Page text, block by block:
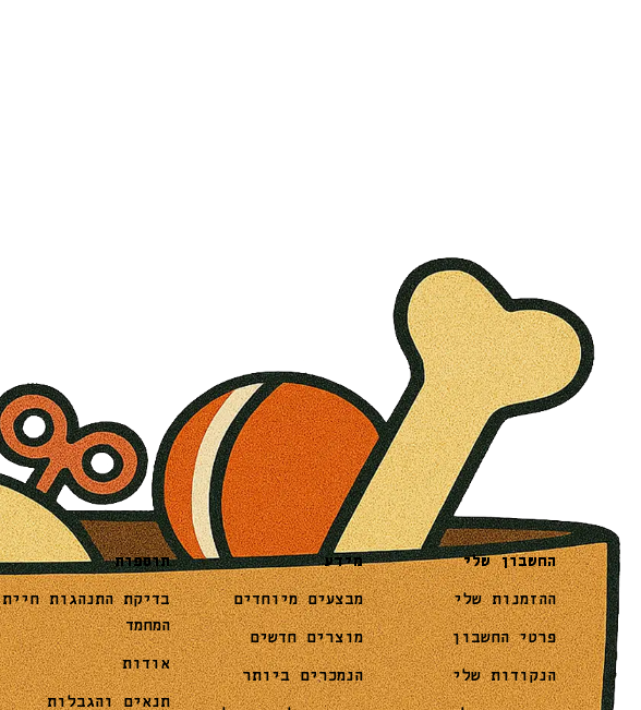
החשבון שלי
ההזמנות שלי
פרטי החשבון
הנקודות שלי
מידע
מבצעים מיוחדים
מוצרים חדשים
הנמכרים ביותר
תוספות
בדיקת התנהגות חיית
המחמד
אודות
תנאים והגבלות